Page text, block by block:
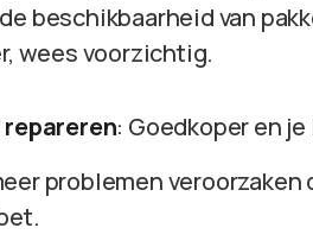
beschikbaarheid van
wees voorzichtig.
: Goedkoper en
problemen